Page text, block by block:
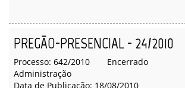
PREGÃO-PRESENCIAL - 24/2010
Processo: 642/2010
Encerrado
Administração
Data de Publicação: 18/08/2010